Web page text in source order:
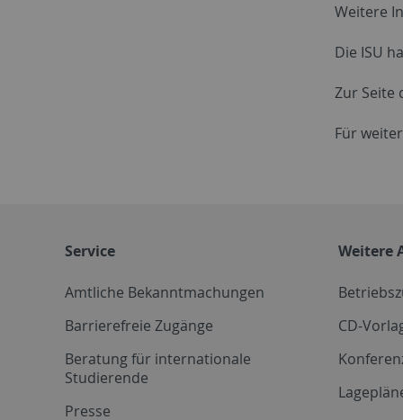
Weitere
Die ISU
Zur Seite
Für
Service
Amtliche Bekanntmachungen
Barrierefreie Zugänge
Beratung für internationale
Studierende
Presse
Weitere
CD-